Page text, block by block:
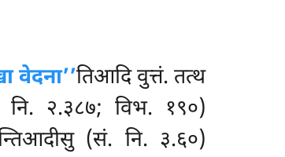
वेदना’’तिआदि वुत्तं. तत्थ
नि. २.३८७; विभ. १९०)
(सं. नि. ३.६०)